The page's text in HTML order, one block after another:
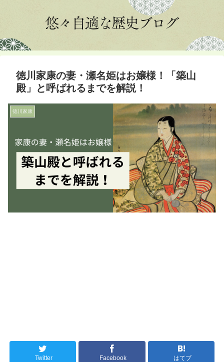
徳川家康の妻・瀬名姫はお嬢様！「築山
殿」と呼ばれるまでを解説！
徳川家康
Twitter Facebook はてブ